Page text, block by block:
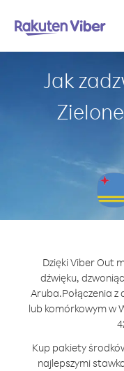
Jak
Dzięki Viber Out
dźwięku,
Aruba.Połączenia
lub komórkowym w
Kup pakiety
najlepszymi